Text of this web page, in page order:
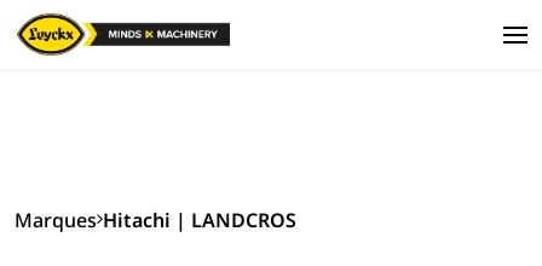
Marques Hitachi | LANDCROS